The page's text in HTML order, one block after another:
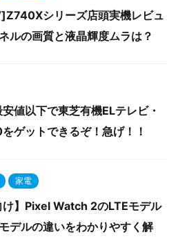
シリーズ店頭実機レビュ
ルの画質と液晶輝度ムラは？
値以下で東芝有機ELテレビ・
ゲットできるぞ！急げ！！
家電
け】Pixel Watch 2のLTEモデル
デルの違いをわかりやすく解